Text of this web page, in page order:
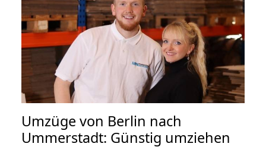
Umzüge von Berlin nach
Ummerstadt: Günstig umziehen